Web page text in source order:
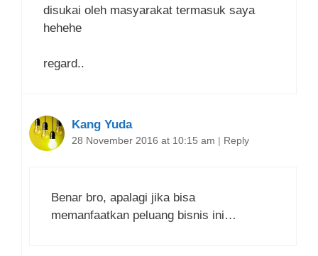
disukai oleh masyarakat termasuk saya
hehehe
regard..
Kang Yuda
28 November 2016 at 10:15 am | Reply
Benar bro, apalagi jika bisa
memanfaatkan peluang bisnis ini…